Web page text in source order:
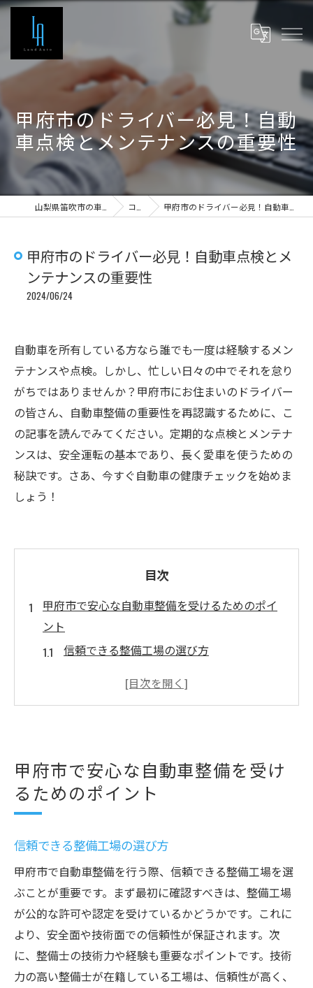
甲府市のドライバー必見！自動
車点検とメンテナンスの重要性
コラム 甲府市のドライバー必見！自動車点検とメンテナンスの重要性
甲府市のドライバー必見！自動車点検とメ
ンテナンスの重要性
2024/06/24
自動車を所有している方なら誰でも一度は経験するメン
テナンスや点検。しかし、忙しい日々の中でそれを怠り
がちではありませんか？甲府市にお住まいのドライバー
の皆さん、自動車整備の重要性を再認識するために、こ
の記事を読んでみてください。定期的な点検とメンテナ
ンスは、安全運転の基本であり、長く愛車を使うための
秘訣です。さあ、今すぐ自動車の健康チェックを始めま
しょう！
目次
甲府市で安心な自動車整備を受けるためのポイ
ント
信頼できる整備工場の選び方
整備士の資格と経験を確認する方法
定期的な整備とメンテナンスのスケジュー
ル
週に一度のメンテナンスポイント
月に一度のメンテナンス検査
タイヤとブレーキの簡単点検方法
オイルと液体レベルの確認
ライトと電気系統の点検
甲府市で安心な自動車整備を受け
るためのポイント
信頼できる整備工場の選び方
甲府市で自動車整備を行う際、信頼できる整備工場を選
ぶことが重要です。まず最初に確認すべきは、整備工場
が公的な許可や認定を受けているかどうかです。これに
より、安全面や技術面での信頼性が保証されます。次
に、整備士の技術力や経験も重要なポイントです。技術
力の高い整備士が在籍している工場は、信頼性が高く、